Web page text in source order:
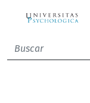
Modulación de